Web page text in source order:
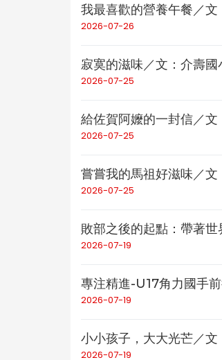
我最喜歡的營養午餐／
2026-07-26
寂寞的滋味／文：介壽
2026-07-25
給佐賀阿嬤的一封信／
2026-07-25
嘗嘗我的馬祖好滋味／
2026-07-25
敗部之後的起點：帶著
2026-07-19
專注精進-U17角力國手
2026-07-19
小小孩子，大大光芒／
2026-07-19